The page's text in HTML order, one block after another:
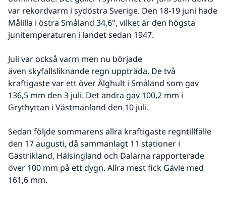
var rekordvarm i sydöstra Sverige. Den 18-19 juni hade
Målilla i östra Småland 34,6°, vilket är den högsta
junitemperaturen i landet sedan 1947.
Juli var också varm men nu började
även skyfallsliknande regn uppträda. De två
kraftigaste var ett över Älghult i Småland som gav
136,5 mm den 3 juli. Det andra gav 100,2 mm i
Grythyttan i Västmanland den 10 juli.
Sedan följde sommarens allra kraftigaste regntillfälle
den 17 augusti, då sammanlagt 11 stationer i
Gästrikland, Hälsingland och Dalarna rapporterade
över 100 mm på ett dygn. Allra mest fick Gävle med
161,6 mm.